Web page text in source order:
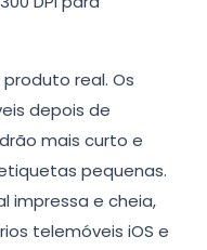
real. Os
depois de
mais curto e
pequenas.
impressa e cheia,
telemóveis iOS e